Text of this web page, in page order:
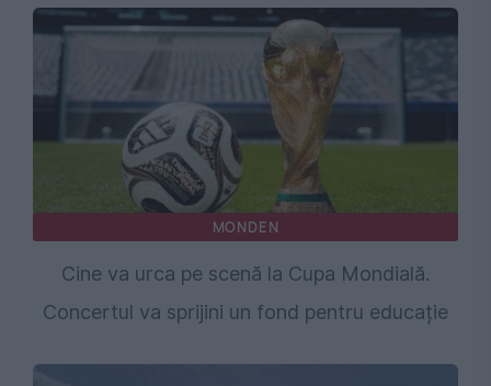
MONDEN
Cine va urca pe scenă la Cupa Mondială.
Concertul va sprijini un fond pentru educație